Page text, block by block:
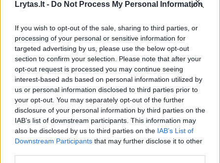
Lrytas.lt - Do Not Process My Personal Information
If you wish to opt-out of the sale, sharing to third parties, or
processing of your personal or sensitive information for
targeted advertising by us, please use the below opt-out
section to confirm your selection. Please note that after your
opt-out request is processed you may continue seeing
interest-based ads based on personal information utilized by
us or personal information disclosed to third parties prior to
your opt-out. You may separately opt-out of the further
disclosure of your personal information by third parties on the
IAB’s list of downstream participants. This information may
also be disclosed by us to third parties on the IAB’s List of
Downstream Participants that may further disclose it to other
Zaporožės AE branduolinės avarijos
Žinios | Pasaulis
00:00:57
Kramatorkso gyventojai baiminasi Rusijos agresijos ir
kaupia maisto atsargas: eilėse stovi kelias valandas
Žinios | Pasaulis
00:00:46
Tranzitinių visų laukiantys migrantai Meksikoje atsisako
likti šalyje: nenori gyventi baimėje